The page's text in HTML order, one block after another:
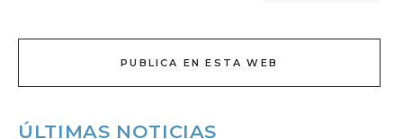
PUBLICA EN ESTA WEB
ÚLTIMAS NOTICIAS